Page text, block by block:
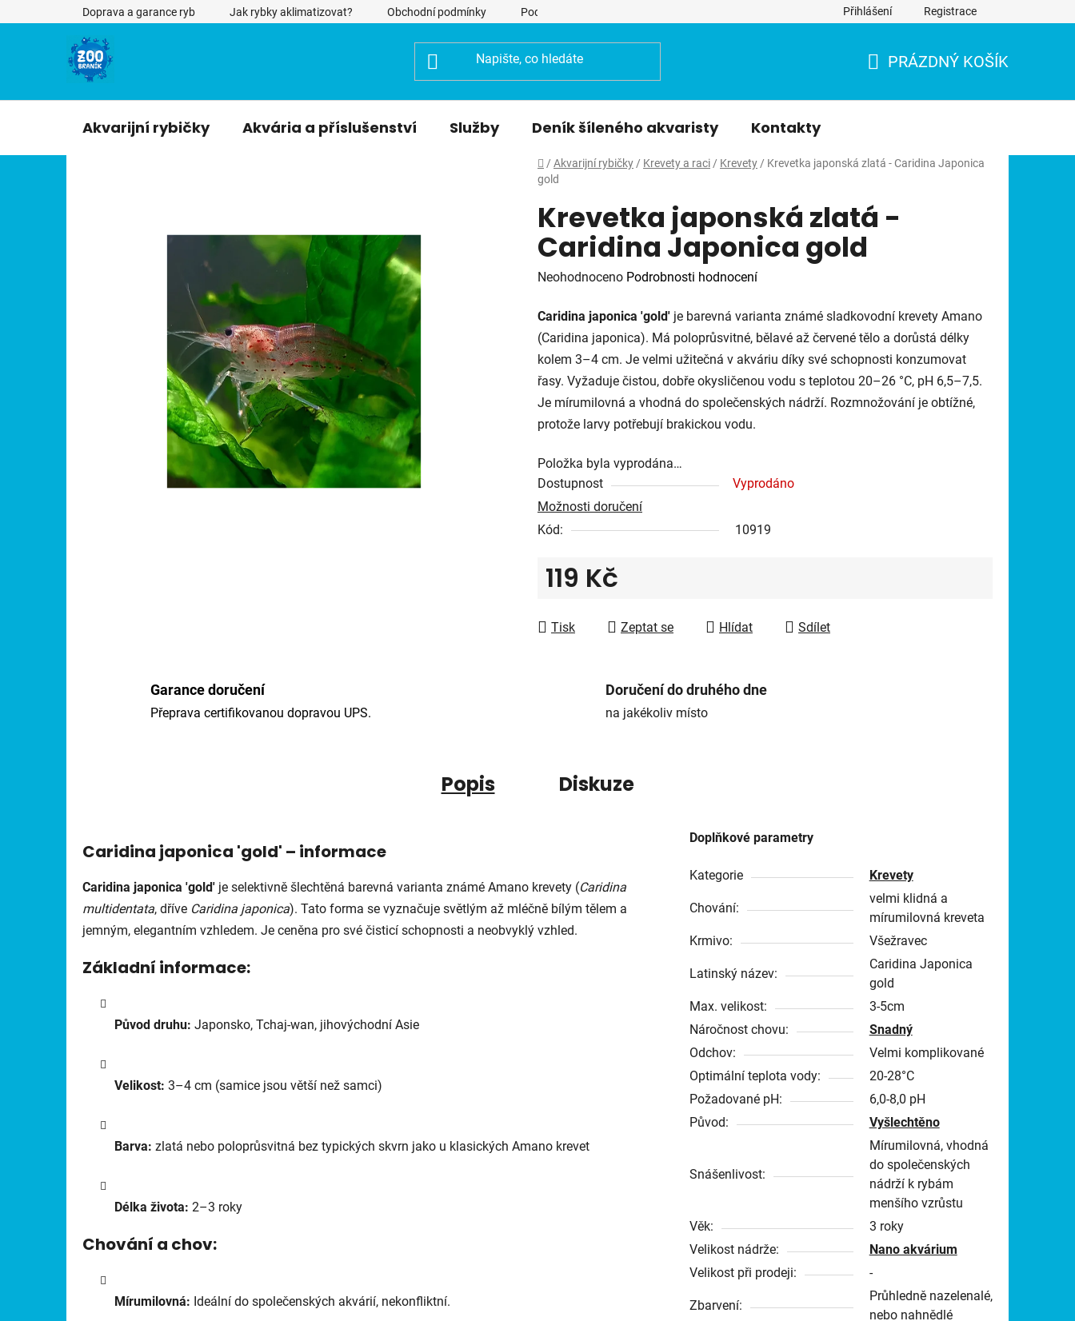
na
Doprava a garance ryb Jak rybky aklimatizovat? Obchodní podmínky Podmínky ochrany osobních údajů Přihlášení Registrace
PRÁZDNÝ KOŠÍK
Akvarijní rybičky Akvária a příslušenství Služby Deník šíleného akvaristy Kontakty
Domů
/ Akvarijní rybičky / Krevety a raci / Krevety / Krevetka japonská zlatá - Caridina Japonica
gold
Krevetka japonská zlatá -
Caridina Japonica gold
Průměrné
produktu
je
0,0
z
5
hvězdiček.
Neohodnoceno Podrobnosti hodnocení
Caridina japonica 'gold' je barevná varianta známé sladkovodní krevety Amano
(Caridina japonica). Má poloprůsvitné, bělavé až červené tělo a dorůstá délky
kolem 3–4 cm. Je velmi užitečná v akváriu díky své schopnosti konzumovat
řasy. Vyžaduje čistou, dobře okysličenou vodu s teplotou 20–26 °C, pH 6,5–7,5.
Je mírumilovná a vhodná do společenských nádrží. Rozmnožování je obtížné,
protože larvy potřebují brakickou vodu.
Položka byla vyprodána…
Dostupnost
Vyprodáno
Možnosti doručení
Kód:
10919
119 Kč
Tisk
Zeptat se Hlídat Sdílet
Garance doručení
Přeprava certifikovanou dopravou UPS.
Doručení do druhého dne
na jakékoliv místo
Popis Diskuze
Caridina japonica 'gold' – informace
Caridina japonica 'gold' je selektivně šlechtěná barevná varianta známé Amano krevety (Caridina
multidentata, dříve Caridina japonica). Tato forma se vyznačuje světlým až mléčně bílým tělem a
jemným, elegantním vzhledem. Je ceněna pro své čisticí schopnosti a neobvyklý vzhled.
Základní informace:
Původ druhu: Japonsko, Tchaj-wan, jihovýchodní Asie
Velikost: 3–4 cm (samice jsou větší než samci)
Barva: zlatá nebo poloprůsvitná bez typických skvrn jako u klasických Amano krevet
Délka života: 2–3 roky
Chování a chov:
Mírumilovná: Ideální do společenských akvárií, nekonfliktní.
Doplňkové parametry
Kategorie Krevety
Chování:
velmi klidná a
mírumilovná kreveta
Krmivo:
Všežravec
Latinský název:
Caridina Japonica
gold
Max. velikost:
3-5cm
Náročnost chovu:
Snadný
Odchov:
Velmi komplikované
Optimální teplota vody:
20-28°C
Požadované pH:
6,0-8,0 pH
Původ:
Vyšlechtěno
Snášenlivost:
Mírumilovná, vhodná
do společenských
nádrží k rybám
menšího vzrůstu
Věk:
3 roky
Velikost nádrže:
Nano akvárium
Velikost při prodeji:
-
Zbarvení:
Průhledně nazelenalé,
nebo nahnědlé